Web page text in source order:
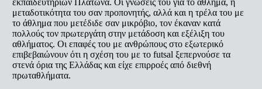
μεταδοτικότητα του σαν προπονητής, αλλά και η τρέλα του με
το άθλημα που μετέδιδε σαν μικρόβιο, τον έκαναν κατά
πολλούς τον πρωτεργάτη στην μετάδοση και εξέλιξη του
αθλήματος. Οι επαφές του με ανθρώπους στο εξωτερικό
επιβεβαιώνουν ότι η σχέση του με το futsal ξεπερνούσε τα
στενά όρια της Ελλάδας και είχε επιρροές από διεθνή
πρωταθλήματα.